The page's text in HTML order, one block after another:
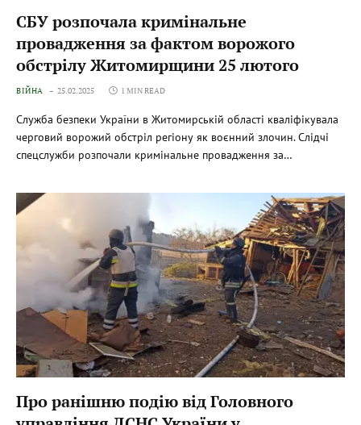
СБУ розпочала кримінальне
провадження за фактом ворожого
обстрілу Житомирщини 25 лютого
ВІЙНА 25.02.2025 1 MIN READ
Служба безпеки України в Житомирській області кваліфікувала
черговий ворожий обстріл регіону як воєнний злочин. Слідчі
спецслужби розпочали кримінальне провадження за…
Про ранішню подію від Головного